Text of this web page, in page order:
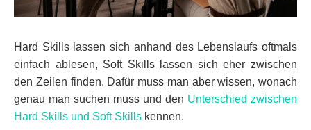
Hard Skills lassen sich anhand des Lebenslaufs oftmals
einfach ablesen, Soft Skills lassen sich eher zwischen
den Zeilen finden. Dafür muss man aber wissen, wonach
genau man suchen muss und den Unterschied zwischen
Hard Skills und Soft Skills kennen.